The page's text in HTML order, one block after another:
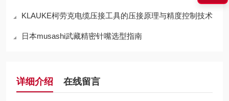
KLAUKE柯劳克电缆压接工具的压接原理与精度控制技术
日本musashi武藏精密针嘴选型指南
详细介绍 在线留言